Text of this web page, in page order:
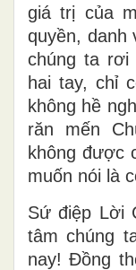
giá trị của
quyền,
chúng ta
hai tay, chỉ
không hề
răn mến
không được
muốn nói là
Sứ điệp Lời
tâm chúng
nay! Đồng